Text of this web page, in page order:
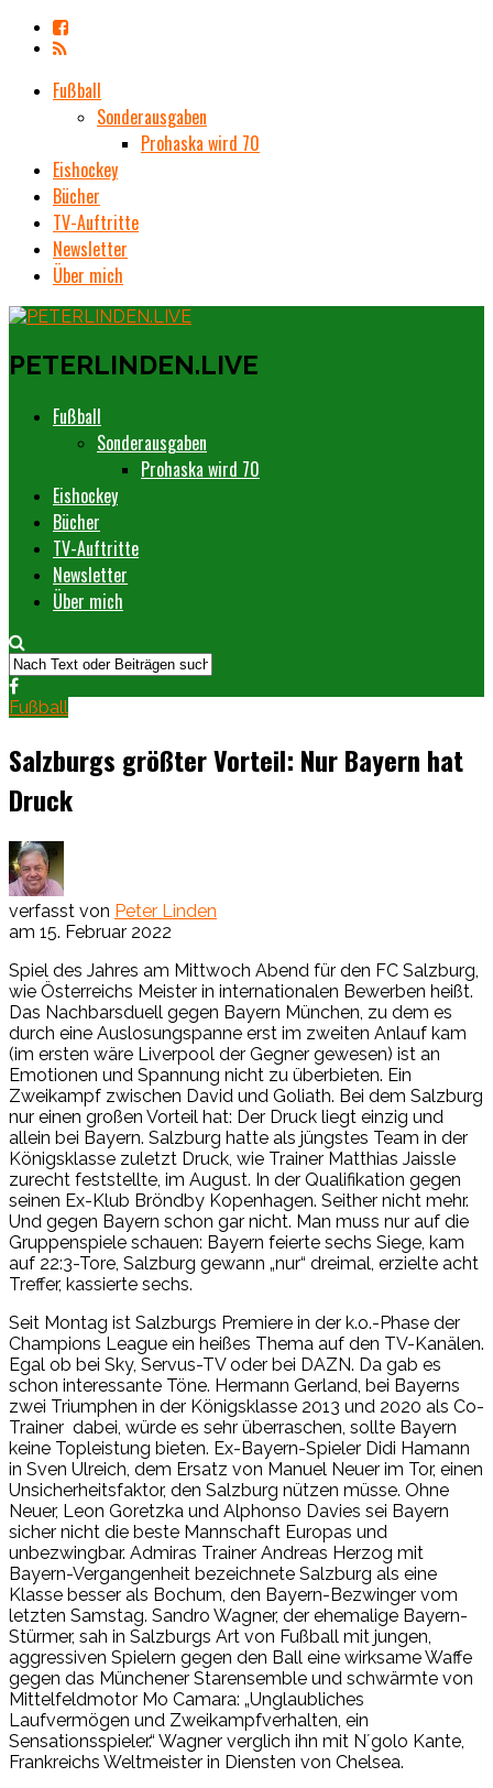
Fußball
Sonderausgaben
Prohaska wird 70
Eishockey
Bücher
TV-Auftritte
Newsletter
Über mich
PETERLINDEN.LIVE
Fußball
Sonderausgaben
Prohaska wird 70
Eishockey
Bücher
TV-Auftritte
Newsletter
Über mich
Fußball
Salzburgs größter Vorteil: Nur Bayern hat
Druck
verfasst von Peter Linden
am 15. Februar 2022
Spiel des Jahres am Mittwoch Abend für den FC Salzburg,
wie Österreichs Meister in internationalen Bewerben heißt.
Das Nachbarsduell gegen Bayern München, zu dem es
durch eine Auslosungspanne erst im zweiten Anlauf kam
(im ersten wäre Liverpool der Gegner gewesen) ist an
Emotionen und Spannung nicht zu überbieten. Ein
Zweikampf zwischen David und Goliath. Bei dem Salzburg
nur einen großen Vorteil hat: Der Druck liegt einzig und
allein bei Bayern. Salzburg hatte als jüngstes Team in der
Königsklasse zuletzt Druck, wie Trainer Matthias Jaissle
zurecht feststellte, im August. In der Qualifikation gegen
seinen Ex-Klub Bröndby Kopenhagen. Seither nicht mehr.
Und gegen Bayern schon gar nicht. Man muss nur auf die
Gruppenspiele schauen: Bayern feierte sechs Siege, kam
auf 22:3-Tore, Salzburg gewann „nur“ dreimal, erzielte acht
Treffer, kassierte sechs.
Seit Montag ist Salzburgs Premiere in der k.o.-Phase der
Champions League ein heißes Thema auf den TV-Kanälen.
Egal ob bei Sky, Servus-TV oder bei DAZN. Da gab es
schon interessante Töne. Hermann Gerland, bei Bayerns
zwei Triumphen in der Königsklasse 2013 und 2020 als Co-
Trainer dabei, würde es sehr überraschen, sollte Bayern
keine Topleistung bieten. Ex-Bayern-Spieler Didi Hamann
in Sven Ulreich, dem Ersatz von Manuel Neuer im Tor, einen
Unsicherheitsfaktor, den Salzburg nützen müsse. Ohne
Neuer, Leon Goretzka und Alphonso Davies sei Bayern
sicher nicht die beste Mannschaft Europas und
unbezwingbar. Admiras Trainer Andreas Herzog mit
Bayern-Vergangenheit bezeichnete Salzburg als eine
Klasse besser als Bochum, den Bayern-Bezwinger vom
letzten Samstag. Sandro Wagner, der ehemalige Bayern-
Stürmer, sah in Salzburgs Art von Fußball mit jungen,
aggressiven Spielern gegen den Ball eine wirksame Waffe
gegen das Münchener Starensemble und schwärmte von
Mittelfeldmotor Mo Camara: „Unglaubliches
Laufvermögen und Zweikampfverhalten, ein
Sensationsspieler.“ Wagner verglich ihn mit N´golo Kante,
Frankreichs Weltmeister in Diensten von Chelsea.